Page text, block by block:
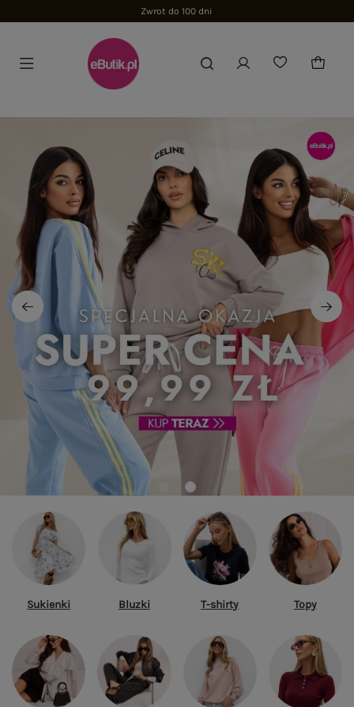
Zwrot do 100 dni
Sukienki Bluzki T-shirty Topy